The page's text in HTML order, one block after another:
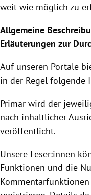
Untermenü
weit wie möglich zu
Allgemeine
Erläuterungen zur
Auf unseren Portale
in der Regel folgende
Primär wird der
nach inhaltlicher
veröffentlicht.
Unsere Leser:innen
Funktionen und die